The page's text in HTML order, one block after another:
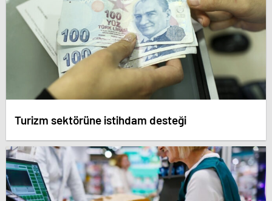
Turizm sektörüne istihdam desteği